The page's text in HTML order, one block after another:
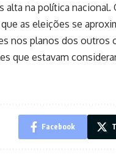
alta na política
as eleições se
nos planos dos outros
que estavam
Facebook